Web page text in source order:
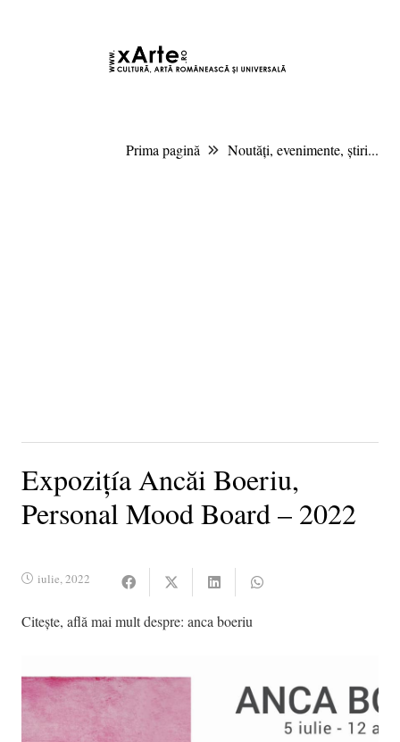
Prima pagină Noutăți, evenimente, știri...
Expozițía Ancăi Boeriu,
Personal Mood Board – 2022
iulie, 2022
Citește, află mai mult despre: anca boeriu